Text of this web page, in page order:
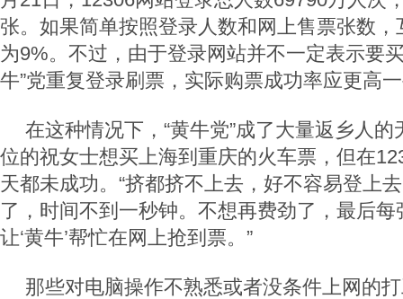
张。如果简单按照登录人数和网上售票张数
为9%。不过，由于登录网站并不一定表示要
牛”党重复登录刷票，实际购票成功率应更高
在这种情况下，“黄牛党”成了大量返乡人
位的祝女士想买上海到重庆的火车票，但在
天都未成功。“挤都挤不上去，好不容易登上
了，时间不到一秒钟。不想再费劲了，最后
让‘黄牛’帮忙在网上抢到票。”
那些对电脑操作不熟悉或者没条件上网的